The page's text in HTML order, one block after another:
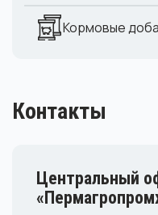
Кормовые
Контакты
Центральный